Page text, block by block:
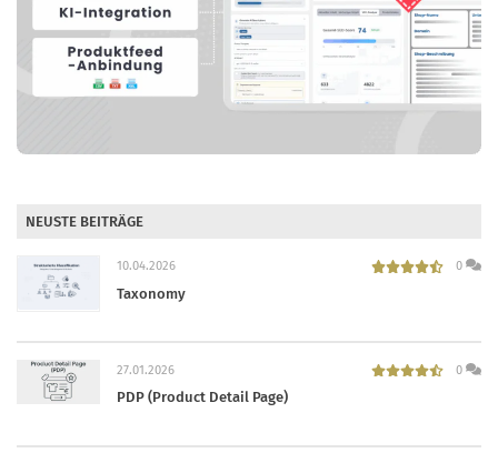
NEUSTE BEITRÄGE
10.04.2026 0
Taxonomy
27.01.2026 0
PDP (Product Detail Page)